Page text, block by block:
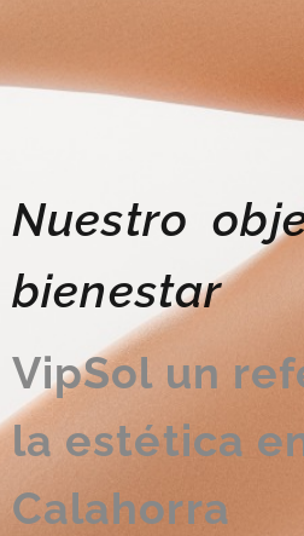
Nuestro
bienestar
VipSol un
la estética
Calahorra